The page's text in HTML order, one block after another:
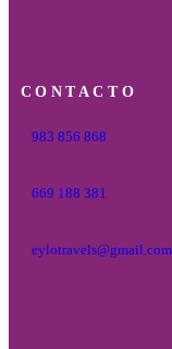
CONTACTO
983 856 868
669 188 381
eylotravels@gmail.com